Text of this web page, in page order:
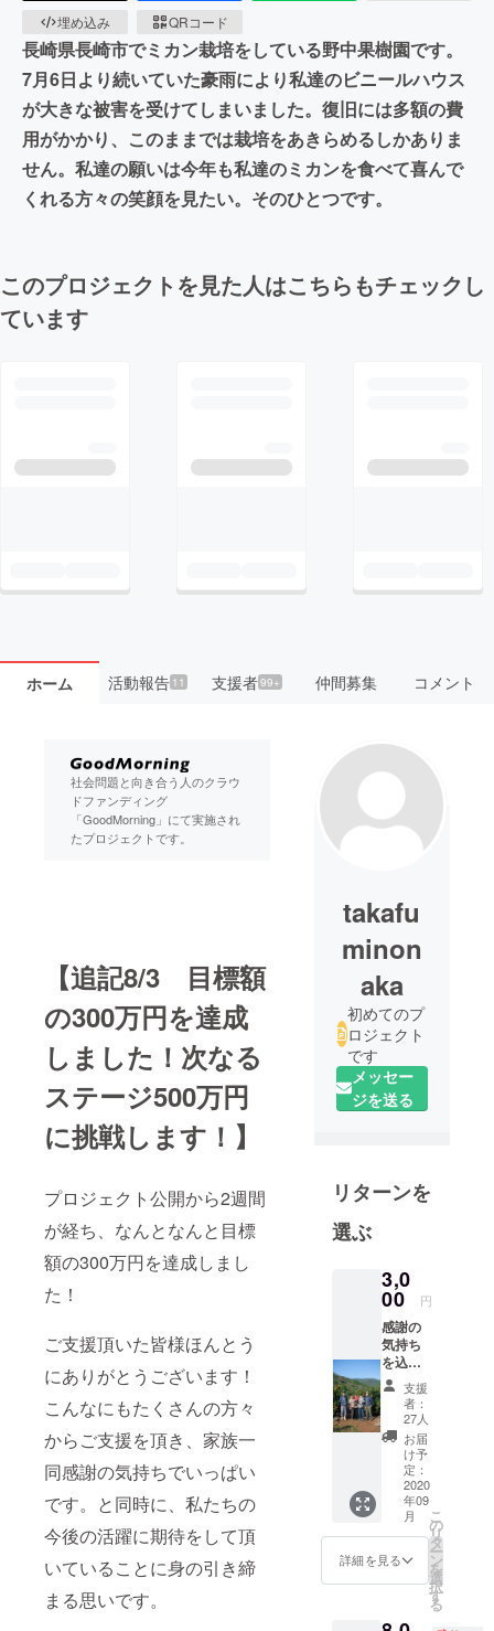
埋め込み
QRコード
長崎県長崎市でミカン栽培をしている野中果樹園です。
7月6日より続いていた豪雨により私達のビニールハウス
が大きな被害を受けてしまいました。復旧には多額の費
用がかかり、このままでは栽培をあきらめるしかありま
せん。私達の願いは今年も私達のミカンを食べて喜んで
くれる方々の笑顔を見たい。そのひとつです。
このプロジェクトを見た人はこちらもチェックし
ています
ホーム 活動報告11 支援者99+ 仲間募集 コメント
社会問題と向き合う人のクラウ
ドファンディング
「GoodMorning」にて実施され
たプロジェクトです。
【追記8/3 目標額
の300万円を達成
しました！次なる
ステージ500万円
に挑戦します！】
プロジェクト公開から2週間
が経ち、なんとなんと目標
額の300万円を達成しまし
た！
ご支援頂いた皆様ほんとう
にありがとうございます！
こんなにもたくさんの方々
からご支援を頂き、家族一
同感謝の気持ちでいっぱい
です。と同時に、私たちの
今後の活躍に期待をして頂
いていることに身の引き締
まる思いです。
takafu
minon
aka
初めてのプ
ロジェクト
です
メッセー
ジを送る
リターンを
選ぶ
3,0
00 円
感謝の
気持ち
を込め
てメッ
セージ
カード
もしく
はメー
ルを送
らせて
頂きま
す。
支援
者：
27人
お届
け予
定：
2020
年09
月
詳細を見る
こ
の
リ
タ
ー
ン
を
選
択
す
る